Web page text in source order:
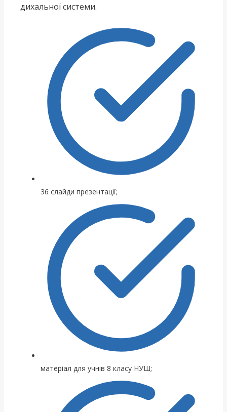
дихальної системи.
36 слайди презентації;
матеріал для учнів 8 класу НУШ;